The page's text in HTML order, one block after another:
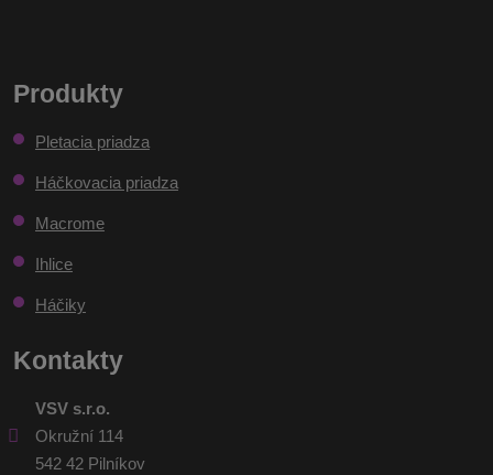
nepodarilo
odoslať
Produkty
Pletacia priadza
Háčkovacia priadza
Macrome
Ihlice
Háčiky
Kontakty
VSV s.r.o.
Okružní 114
542 42 Pilníkov